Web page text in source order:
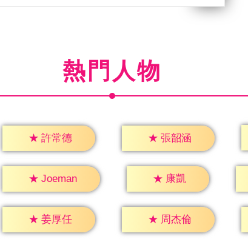
熱門人物
★ 許常德 ★ 張韶涵
★ Joeman ★ 康凱
★ 姜厚任 ★ 周杰倫